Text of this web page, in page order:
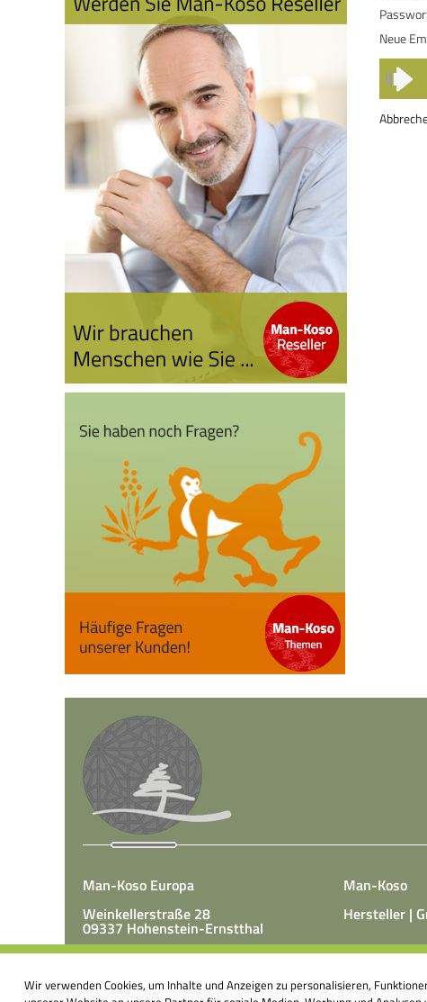
Neue
Man-Koso Europa
Weinkellerstraße 28
09337 Hohenstein-Ernstthal
Tel.: +49(0)3723 65 89 50
Man-Koso
Hersteller |
unter
Wir verwenden Cookies, um Inhalte und Anzeigen zu personalisieren,